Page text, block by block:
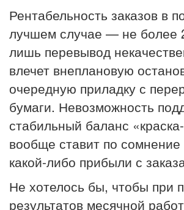
Рентабельность заказов в
лучшем случае — не более
лишь перевывод
влечет внеплановую
очередную приладку с
бумаги. Невозможность
стабильный баланс
вообще ставит по сомнение
какой-либо прибыли с
Не хотелось бы, чтобы при
результатов месячной